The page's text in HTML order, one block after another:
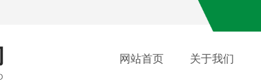
网站首页 关于我们